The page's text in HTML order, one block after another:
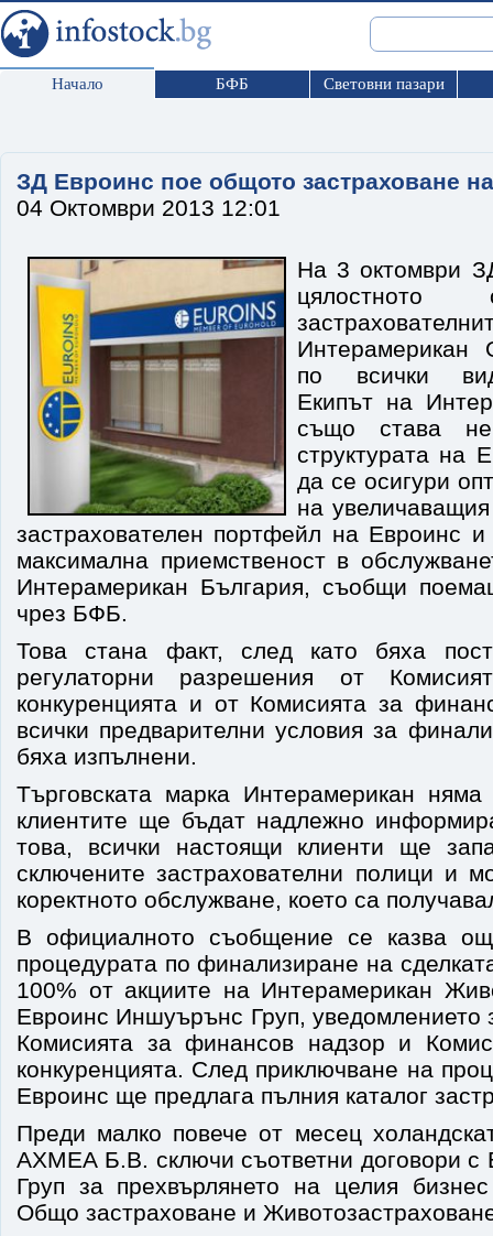
Начало БФБ Световни пазари
ЗД Евроинс пое общото застраховане
04 Октомври 2013 12:01
На 3 октомври
цялостното
Интерамерикан
по всички
Екипът на
също става
структурата на
да се осигури
на
застрахователен портфейл на Евроинс
максимална приемственост в
Интерамерикан България, съобщи
чрез БФБ.
Това стана факт, след като бяха
регулаторни разрешения от
конкуренцията и от Комисията за
всички предварителни условия за
бяха изпълнени.
Търговската марка Интерамерикан
клиентите ще бъдат надлежно
това, всички настоящи клиенти ще
сключените застрахователни полици и
коректното обслужване, което са
В официалното съобщение се казва
процедурата по финализиране на
100% от акциите на Интерамерикан
Евроинс Иншуърънс Груп, уведомлението
Комисията за финансов надзор и
конкуренцията. След приключване на
Евроинс ще предлага пълния каталог
Преди малко повече от месец
АХМЕА Б.В. сключи съответни договори
Груп за прехвърлянето на целия
Общо застраховане и